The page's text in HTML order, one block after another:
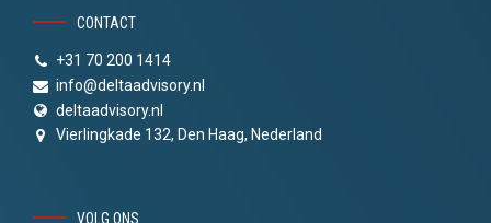
CONTACT
+31 70 200 1414
info@deltaadvisory.nl
deltaadvisory.nl
Vierlingkade 132, Den Haag, Nederland
VOLG ONS